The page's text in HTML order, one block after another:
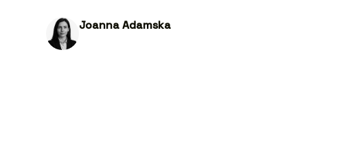
Joanna Adamska